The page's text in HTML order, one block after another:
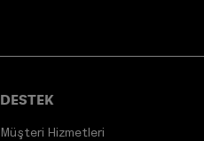
DESTEK
Müşteri Hizmetleri